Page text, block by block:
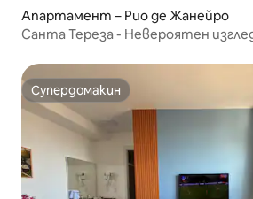
Апартамент – Рио де Жанейро
Санта Тереза - Невероятен
Супердомакин
Супердомакин